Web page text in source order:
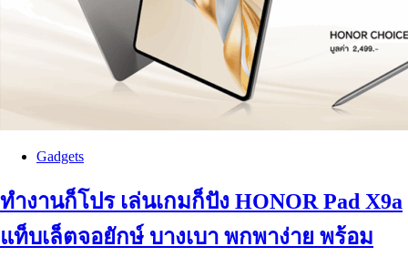
Gadgets
ทำงานก็โปร เล่นเกมก็ปัง HONOR Pad X9a
แท็บเล็ตจอยักษ์ บางเบา พกพาง่าย พร้อม